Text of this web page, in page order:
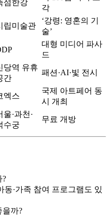
섬한강
각
립미술관
‘강령: 영혼의 기
술’
대형 미디어 파사
드
당역 유휴
간
패션·AI·빛 전시
엑스
국제 아트페어 동
시 개최
울·과천·
수궁
무료 개방
?
·가족 참여 프로그램도 있
을까?